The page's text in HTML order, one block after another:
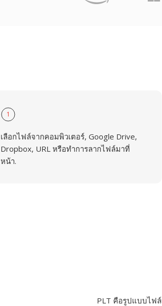
1
เลือกไฟล์จากคอมพิวเตอร์, Google Drive,
Dropbox, URL หรือทำการลากไฟล์มาที่
หน้า.
PLT คือรูปแบบไฟล์